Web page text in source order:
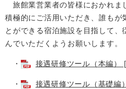
旅館業営業者の皆様におかれま
積極的にご活用いただき、誰もが
とができる宿泊施設を目指して、
んでいただくようお願いします。
・ 接遇研修ツール（本編）
・
接遇研修ツール（基礎編